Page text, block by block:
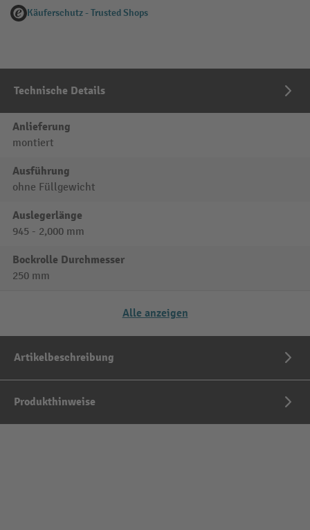
Käuferschutz - Trusted Shops
Technische Details
Anlieferung
montiert
Ausführung
ohne Füllgewicht
Auslegerlänge
945 - 2,000 mm
Bockrolle Durchmesser
250 mm
Alle anzeigen
Artikelbeschreibung
Produkthinweise